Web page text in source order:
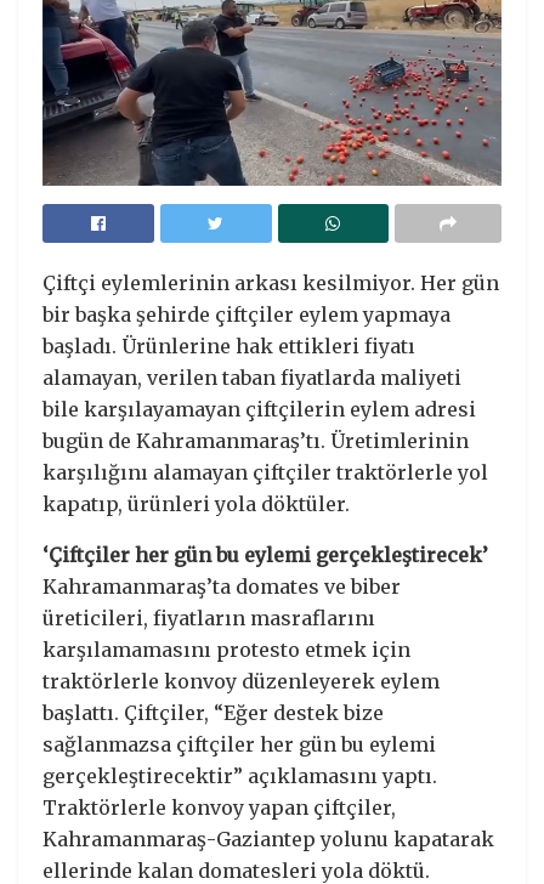
Çiftçi eylemlerinin arkası kesilmiyor. Her gün
bir başka şehirde çiftçiler eylem yapmaya
başladı. Ürünlerine hak ettikleri fiyatı
alamayan, verilen taban fiyatlarda maliyeti
bile karşılayamayan çiftçilerin eylem adresi
bugün de Kahramanmaraş’tı. Üretimlerinin
karşılığını alamayan çiftçiler traktörlerle yol
kapatıp, ürünleri yola döktüler.
‘Çiftçiler her gün bu eylemi gerçekleştirecek’
Kahramanmaraş’ta domates ve biber
üreticileri, fiyatların masraflarını
karşılamamasını protesto etmek için
traktörlerle konvoy düzenleyerek eylem
başlattı. Çiftçiler, “Eğer destek bize
sağlanmazsa çiftçiler her gün bu eylemi
gerçekleştirecektir” açıklamasını yaptı.
Traktörlerle konvoy yapan çiftçiler,
Kahramanmaraş-Gaziantep yolunu kapatarak
ellerinde kalan domatesleri yola döktü.